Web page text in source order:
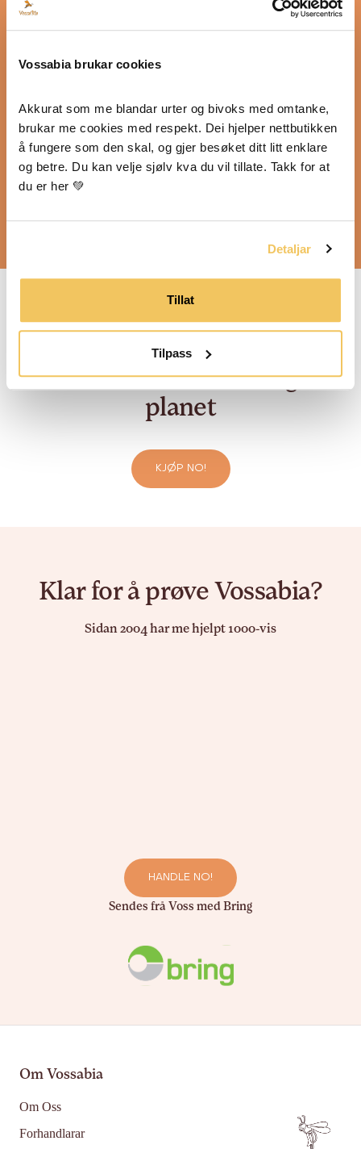
Vossabia brukar cookies
Akkurat som me blandar urter og bivoks med omtanke,
brukar me cookies med respekt. Dei hjelper nettbutikken
å fungere som den skal, og gjer besøket ditt litt enklare
og betre. Du kan velje sjølv kva du vil tillate. Takk for at
du er her 💚
Detaljar
Tillat
Tilpass
Bruksanvisning
held seg mjuke kjempelenge.
Sunne, pleiande og
naturlege leppepomadar,
som er bra for folk og
planet
KJØP NO!
Sidan 2004 har me hjelpt 1000-vis
Klar for å prøve Vossabia?
HANDLE NO!
Sendes frå Voss med Bring
Om Vossabia
Om Oss
Forhandlarar